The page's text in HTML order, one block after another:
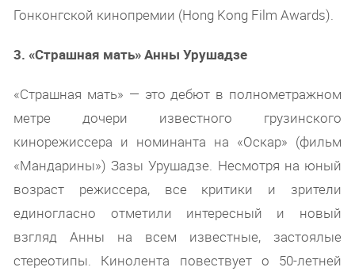
Гонконгской кинопремии (Hong Kong Film Awards).
3. «Страшная мать» Анны Урушадзе
«Страшная мать» — это дебют в полнометражном
метре дочери известного грузинского
кинорежиссера и номинанта на «Оскар» (фильм
«Мандарины») Зазы Урушадзе. Несмотря на юный
возраст режиссера, все критики и зрители
единогласно отметили интересный и новый
взгляд Анны на всем известные, застоялые
стереотипы. Кинолента повествует о 50-летней